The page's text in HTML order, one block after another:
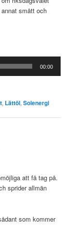
smått och
00:00
, Lättöl,Solenergi
att få tag på.
sprider allmän
som kommer